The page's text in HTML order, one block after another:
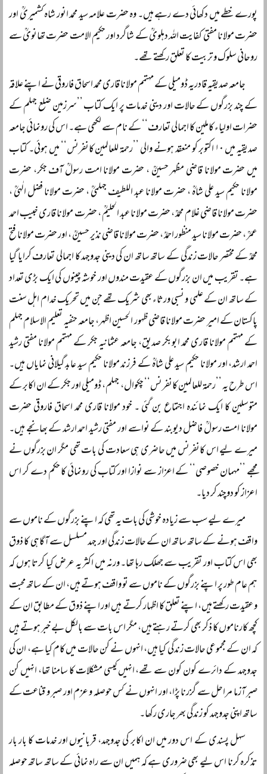
پورے خطے میں دکھائی دے رہے ہیں۔ وہ حضرت علامہ سید محمد انور شاہ کشمیریؒ اور
حضرت مولانا مفتی کفایت اللہ دہلویؒ کے شاگرد اور حکیم الامت حضرت تھانویؒ سے
روحانی سلوک و تربیت کا تعلق رکھتے تھے۔
جامعہ صدیقیہ قادریہ ڈومیلی کے مہتمم مولانا قاری محمد اسحاق فاروقی نے اپنے علاقہ
کے چند بزرگوں کے حالات اور دینی خدمات پر ایک کتاب ’’سرزمین ضلع جہلم کے
حضرات اولیاء کاملین کا اجمالی تعارف‘‘ کے نام سے لکھی ہے۔ اس کی رونمائی جامعہ
صدیقیہ میں ۱۰ اکتوبر کو منعقد ہونے والی ’’رحمۃ للعالمین کانفرنس‘‘ میں ہوئی۔ کتاب
میں حضرت مولانا قاضی مظہر حسینؒ ، حضرت مولانا امت رسولؒ آف جکر، حضرت
مولانا حکیم سید علی شاہؒ ، حضرت مولانا عبد اللطیف جہلمیؒ ، حضرت مولانا فضل الٰہیؒ ،
حضرت مولانا قاضی غلام محمدؒ ، حضرت مولانا عبد الحلیمؒ ، حضرت مولانا قاری خبیب احمد
عمرؒ ، حضرت مولانا سید منظور احمدؒ ، حضرت مولانا قاضی نذیر حسینؒ ، اور حضرت مولانا فتح
محمدؒ کے مختصر حالات زندگی کے ساتھ ساتھ ان کی دینی جدوجہد کا اجمالی تعارف کرایا گیا
ہے۔ تقریب میں ان بزرگوں کے عقیدت مندوں اور خوشہ چینوں کی ایک بڑی تعداد
کے ساتھ ان کے علمی و نسبی ورثاء بھی شریک تھے جن میں تحریک خدام اہل سنت
پاکستان کے امیر حضرت مولانا قاضی ظہور الحسین اظہر، جامعہ حنفیہ تعلیم الاسلام جہلم
کے مہتمم مولانا قاری محمد ابوبکر صدیق، جامعہ عثمانیہ جکر کے مہتمم مولانا مفتی رشید
احمد ارشد، اور مولانا حکیم سید علی شاہؒ کے فرزند مولانا حکیم سید عابد گیلانی نمایاں ہیں۔
اس طرح یہ ’’رحمۃ للعالمین کانفرنس‘‘ چکوال، جہلم، ڈومیلی اور جکر کے ان اکابر کے
متوسلین کا ایک نمائندہ اجتماع بن گئی ۔ خود مولانا قاری محمد اسحاق فاروقی حضرت
مولانا امت رسولؒ فاضل دیوبند کے نواسے اور مفتی رشید احمد ارشد کے بھانجے ہیں۔
میرے لیے اس کانفرنس میں حاضری ہی سعادت کی بات تھی مگر ان بزرگوں نے
مجھے ’’مہمان خصوصی‘‘ کے اعزاز سے نوازا اور کتاب کی رونمائی کا حکم دے کر اس
اعزاز کو دوچند کر دیا۔
میرے لیے سب سے زیادہ خوشی کی بات یہ تھی کہ اپنے بزرگوں کے ناموں سے
واقف ہونے کے ساتھ ساتھ ان کے حالات زندگی اور جہد مسلسل سے آگاہی کا ذوق
بھی اس کتاب اور تقریب سے جھلک رہا تھا۔ ورنہ میں اکثر یہ عرض کیا کرتا ہوں کہ
ہم عام طور پر اپنے بزرگوں کے ناموں سے تو واقف ہوتے ہیں، ان کے ساتھ محبت
و عقیدت رکھتے ہیں، اپنے تعلق کا اظہار کرتے ہیں اور اپنے ذوق کے مطابق ان کے
کچھ کارناموں کا ذکر بھی کرتے رہتے ہیں، مگر اس بات سے بالکل بے خبر ہوتے ہیں
کہ ان کے مجموعی حالات زندگی کیا ہیں، انہوں نے کن حالات میں کام کیا ہے، ان کی
جدوجہد کے دائرے کون کون سے تھے، انہیں کیسی مشکلات کا سامنا تھا، انہیں کن
صبر آزما مراحل سے گزرنا پڑا، اور انہوں نے کس حوصلہ و عزم اور صبر و قناعت کے
ساتھ اپنی جدوجہد کو زندگی بھر جاری رکھا۔
سہل پسندی کے اس دور میں ان اکابر کی جدوجہد، قربانیوں اور خدمات کا بار بار
تذکرہ کرنا اس لیے بھی ضروری ہے کہ ہمیں ان سے راہ نمائی کے ساتھ ساتھ حوصلہ